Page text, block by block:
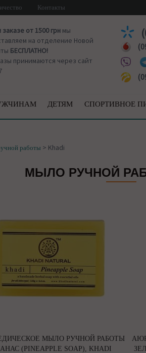
Контакты
заказе от 1500 грнмы
на отделение Новой
БЕСПЛАТНО!
принимаются через сайт
ДЕТЯМ СПОРТИВНОЕ
работы > Khadi
МЫЛО РУЧНОЙ
МЫЛО РУЧНОЙ РАБОТЫ
(PINEAPPLE SOAP), KHADI